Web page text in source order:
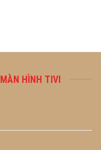
HÌNH TIVI